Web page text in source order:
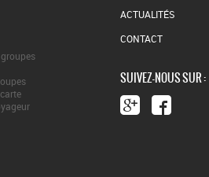
ACTUALITÉS
CONTACT
SUIVEZ-NOUS SUR :